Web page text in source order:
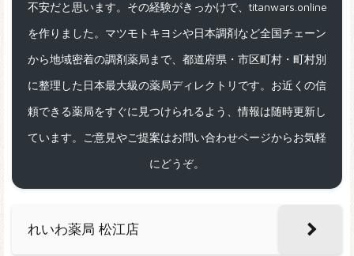
不安だと思います。その経験がきっかけで、titanwars.online
を作りました。マツモトキヨシや日本調剤など全国チェーン
から地域密着の調剤薬局まで、都道府県・市区町村・町村別
に整理した日本最大級の薬局ディレクトリです。お近くの信
頼できる薬局をすぐに見つけられるよう、情報は随時更新し
ています。ご意見やご提案はお問い合わせページからお気軽
にどうぞ。
れいわ薬局 松江店